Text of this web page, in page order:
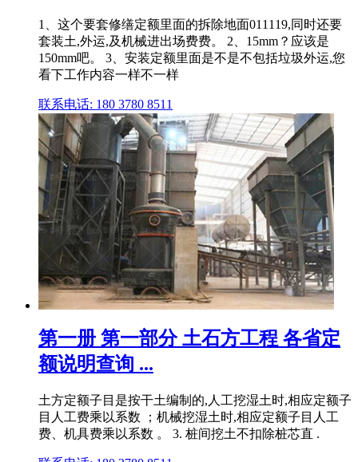
1、这个要套修缮定额里面的拆除地面011119,同时还要
套装土,外运,及机械进出场费费。 2、15mm？应该是
150mm吧。 3、安装定额里面是不是不包括垃圾外运,您
看下工作内容一样不一样
联系电话: 180 3780 8511
第一册 第一部分 土石方工程 各省定
额说明查询 ...
土方定额子目是按干土编制的,人工挖湿土时,相应定额子
目人工费乘以系数 ；机械挖湿土时,相应定额子目人工
费、机具费乘以系数 。 3. 桩间挖土不扣除桩芯直 .